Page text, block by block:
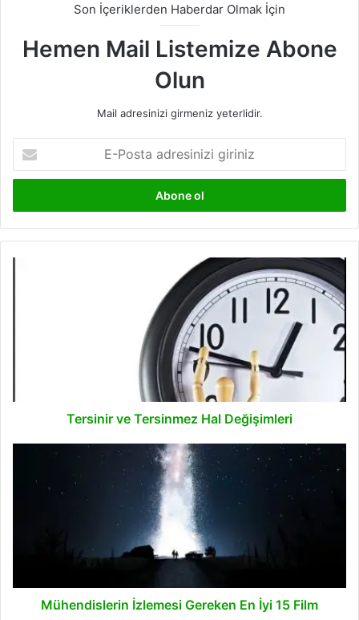
Son İçeriklerden Haberdar Olmak İçin
Hemen Mail Listemize Abone
Olun
Mail adresinizi girmeniz yeterlidir.
Posta
adresinizi
Tersinir ve Tersinmez Hal Değişimleri
Gereken
Mühendislerin İzlemesi Gereken En İyi 15 Film